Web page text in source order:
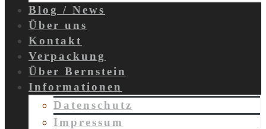
Blog / News
Über uns
Kontakt
Verpackung
Über Bernstein
Informationen
Datenschutz
Impressum